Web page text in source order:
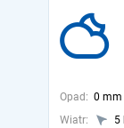
Opad: 0 mm
Wiatr:
5